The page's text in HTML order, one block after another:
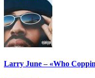
Larry June – «Who